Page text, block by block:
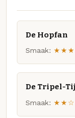
De Hopfan
Smaak:
De Tripel-
Smaak: